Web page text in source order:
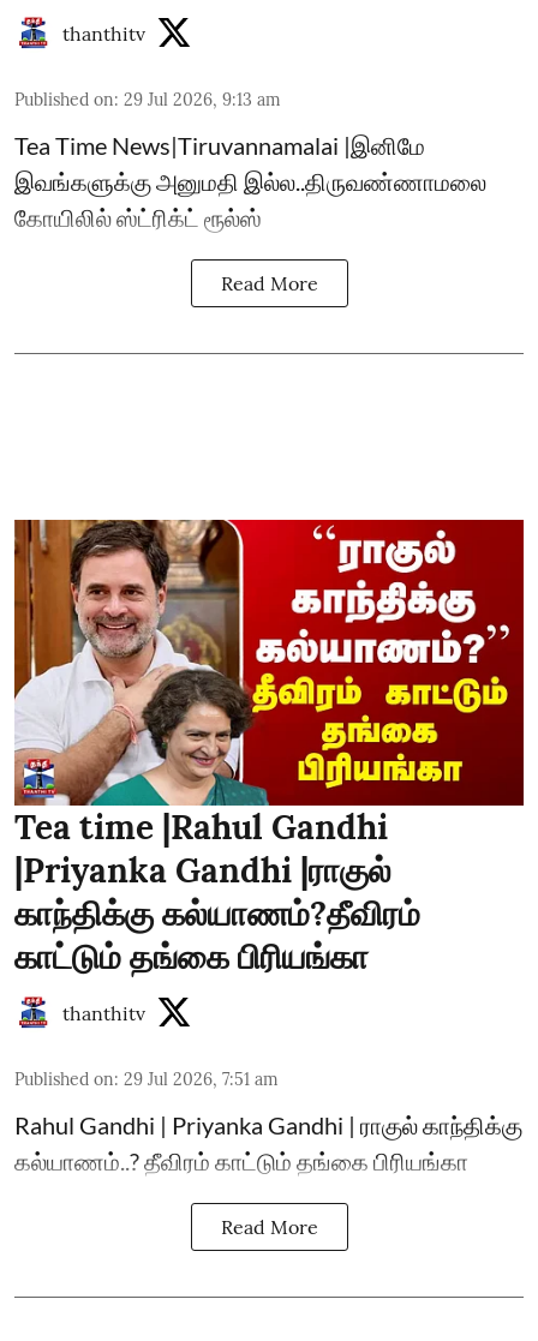
thanthitv
Published on: 29 Jul 2026, 9:13 am
Tea Time News|Tiruvannamalai |இனிமே
இவங்களுக்கு அனுமதி இல்ல..திருவண்ணாமலை
கோயிலில் ஸ்ட்ரிக்ட் ரூல்ஸ்
Read More
Tea time |Rahul Gandhi
|Priyanka Gandhi |ராகுல்
காந்திக்கு கல்யாணம்?தீவிரம்
காட்டும் தங்கை பிரியங்கா
thanthitv
Published on: 29 Jul 2026, 7:51 am
Rahul Gandhi | Priyanka Gandhi | ராகுல் காந்திக்கு
கல்யாணம்..? தீவிரம் காட்டும் தங்கை பிரியங்கா
Read More